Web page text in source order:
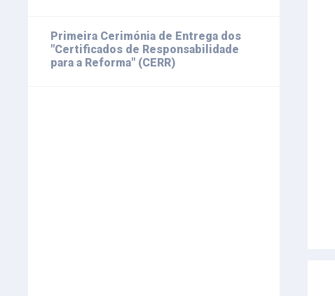
Primeira Cerimónia de Entrega dos
"Certificados de Responsabilidade
para a Reforma" (CERR)